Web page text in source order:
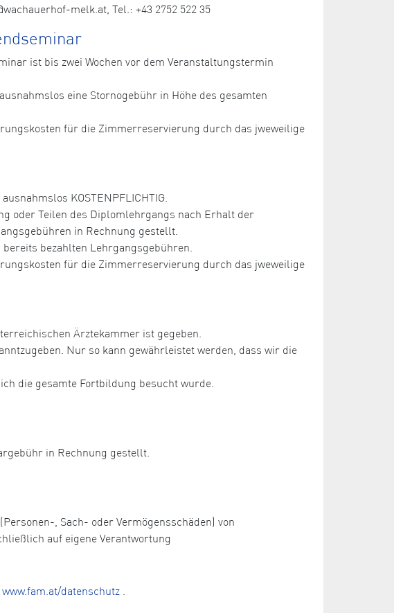
melk.at, Tel.: +43 2752 522 35
ist bis zwei Wochen vor dem Veranstaltungstermin
eine Stornogebühr in Höhe des gesamten
für die Zimmerreservierung durch das jweweilige
KOSTENPFLICHTIG.
oder Teilen des Diplomlehrgangs nach Erhalt der
in Rechnung gestellt.
bezahlten Lehrgangsgebühren.
für die Zimmerreservierung durch das jweweilige
Ärztekammer ist gegeben.
Nur so kann gewährleistet werden, dass wir die
die gesamte Fortbildung besucht wurde.
in Rechnung gestellt.
, Sach- oder Vermögensschäden) von
auf eigene Verantwortung
www.fam.at/datenschutz